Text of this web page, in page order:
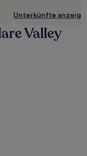
Unterkünfte
Valley